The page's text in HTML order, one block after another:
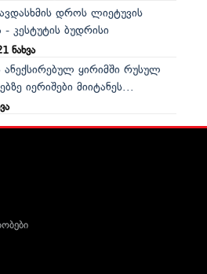
დროს ლიეტუვის
კესტუტის ბუდრისი
ნახვა
ანექსირებულ ყირიმში რუსულ
იერიშები მიიტანეს...